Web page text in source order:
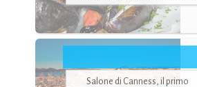
Salone di Canness, il primo